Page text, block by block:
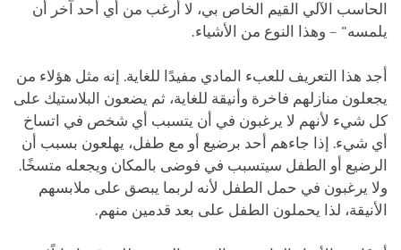
الحاسب الآلي القيم الخاص بي، لا أرغب من أي أحد آخر أن
يلمسه" – وهذا النوع من الأشياء.
أجد هذا التعريف للعبء المادي مفيدًا للغاية. إنه مثل هؤلاء من
يجعلون منازلهم فاخرة وأنيقة للغاية، ثم يضعون البلاستيك على
كل شيء لأنهم لا يرغبون في أن يتسبب أي شخص في اتساخ
أي شيء. إذا جاءهم أحد برضيع أو مع طفل، يهلعون بسبب أن
الرضيع أو الطفل سيتسبب في فوضى بالمكان ويجعله متسخًا.
ولا يرغبون في حمل الطفل لأنه لربما يبصق على ملابسهم
الأنيقة، لذا يحملون الطفل على بعد قدمين منهم.